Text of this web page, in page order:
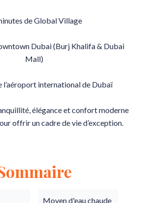
de Global Village
Dubai (Burj Khalifa & Dubai
Mall)
l’aéroport international de Dubaï
élégance et confort moderne
offrir un cadre de vie d’exception.
Moyen d'eau chaude